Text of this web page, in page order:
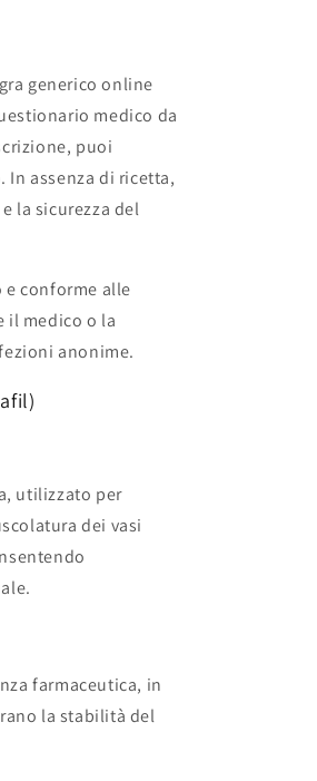
generico online
medico da
puoi
In assenza di ricetta,
la sicurezza del
conforme alle
il medico o la
anonime.
utilizzato per
dei vasi
farmaceutica, in
la stabilità del